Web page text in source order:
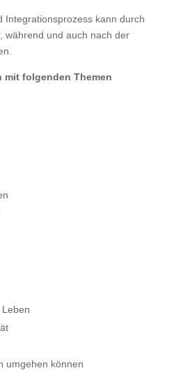
Integrationsprozess kann durch
während und auch nach der
mit folgenden Themen
umgehen können